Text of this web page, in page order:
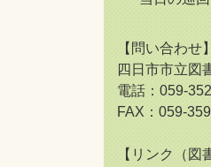
【問い合わせ】
四日市市立図
電話：
FAX：059-
【リンク（図